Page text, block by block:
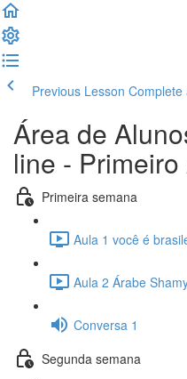
Previous Lesson Complete
Área de
line - Primeiro
Primeira semana
Aula 1 você é
Aula 2 Árabe
Conversa 1
Segunda semana